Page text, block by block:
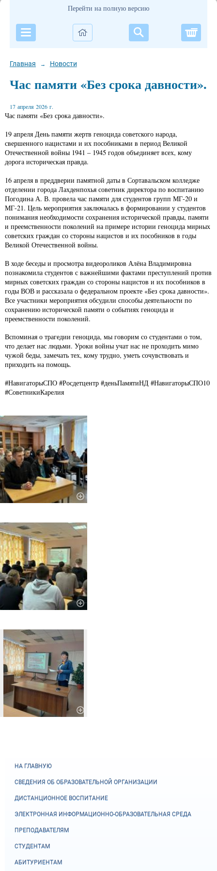
Перейти на полную версию
Главная → Новости
Час памяти «Без срока давности».
17 апреля 2026 г.
Час памяти «Без срока давности».
19 апреля День памяти жертв геноцида советского народа,
свершенного нацистами и их пособниками в период Великой
Отечественной войны 1941 – 1945 годов объединяет всех, кому
дорога историческая правда.
16 апреля в преддверии памятной даты в Сортавальском колледже
отделении города Лахденпохья советник директора по воспитанию
Погодина А. В. провела час памяти для студентов групп МГ-20 и
МГ-21. Цель мероприятия заключалась в формировании у студентов
понимания необходимости сохранения исторической правды, памяти
и преемственности поколений на примере истории геноцида мирных
советских граждан со стороны нацистов и их пособников в годы
Великой Отечественной войны.
В ходе беседы и просмотра видеороликов Алёна Владимировна
познакомила студентов с важнейшими фактами преступлений против
мирных советских граждан со стороны нацистов и их пособников в
годы ВОВ и рассказала о федеральном проекте «Без срока давности».
Все участники мероприятия обсудили способы деятельности по
сохранению исторической памяти о событиях геноцида и
преемственности поколений.
Вспоминая о трагедии геноцида, мы говорим со студентами о том,
что делает нас людьми. Уроки войны учат нас не проходить мимо
чужой беды, замечать тех, кому трудно, уметь сочувствовать и
приходить на помощь.
#НавигаторыСПО #Росдетцентр #деньПамятиНД #НавигаторыСПО10
#СоветникиКарелия
НА ГЛАВНУЮ
СВЕДЕНИЯ ОБ ОБРАЗОВАТЕЛЬНОЙ ОРГАНИЗАЦИИ
ДИСТАНЦИОННОЕ ВОСПИТАНИЕ
ЭЛЕКТРОННАЯ ИНФОРМАЦИОННО-ОБРАЗОВАТЕЛЬНАЯ СРЕДА
ПРЕПОДАВАТЕЛЯМ
СТУДЕНТАМ
АБИТУРИЕНТАМ